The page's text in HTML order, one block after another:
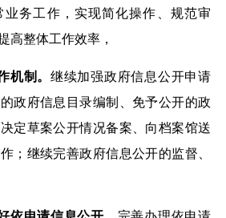
业务工作，实现简化操作、规范审
高整体工作效率，
机制。 继续加强政府信息公开申请
政府信息目录编制、免予公开的政
定草案公开情况备案、向档案馆送
；继续完善政府信息公开的监督、